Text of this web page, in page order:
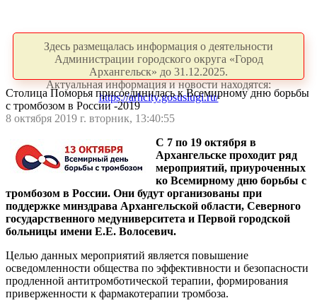
Здесь размещалась информация о деятельности
Администрации городского округа «Город
Архангельск» до 31.12.2025.
Актуальная информация и новости находятся:
https://arhcity.gosuslugi.ru/
Столица Поморья присоединилась к Всемирному дню борьбы
с тромбозом в России -2019
8 октября 2019 г. вторник, 13:40:55
С 7 по 19 октября в
Архангельске проходит ряд
мероприятий, приуроченных
ко Всемирному дню борьбы с
тромбозом в России. Они будут организованы при
поддержке минздрава Архангельской области, Северного
государственного медуниверситета и Первой городской
больницы имени Е.Е. Волосевич.
Целью данных мероприятий является повышение
осведомленности общества по эффективности и безопасности
продленной антитромботической терапии, формирования
приверженности к фармакотерапии тромбоза.